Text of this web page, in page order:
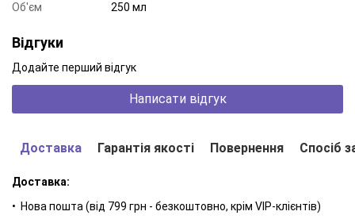
Щоб перевірити теорію на практиці, використовуйте тонік
мінімум протягом 28 днів. Потім порівняйте результат «до» і
результат, з яким не посперечаєшся. Комплексне
впливає на загальний стан шкіри, сприяючи поліпшенню її
зовнішнього вигляду. Тому після застосування тоніка радимо
Об'єм
250 мл
Відгуки
Додайте перший відгук
Написати відгук
Доставка Гарантія якості Повернення Спосіб
Доставка:
• Нова пошта (від 799 грн - безкоштовно, крім VIP-клієнтів)